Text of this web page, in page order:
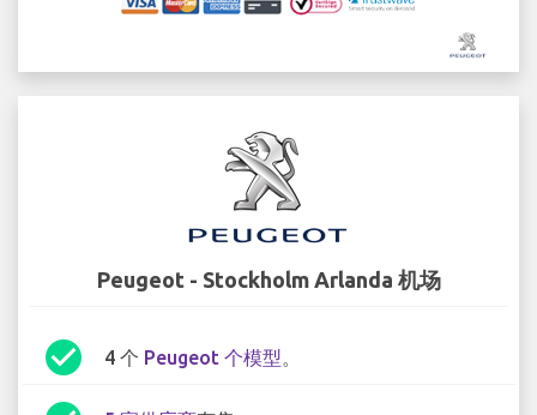
Peugeot - Stockholm Arlanda 机场
check_circle 4 个 Peugeot 个模型。